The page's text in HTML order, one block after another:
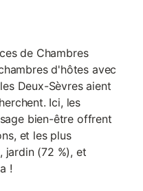
de Chambres
d'hôtes avec
Deux-Sèvres aient
Ici, les
bien-être offrent
et les plus
jardin (72 %), et
!